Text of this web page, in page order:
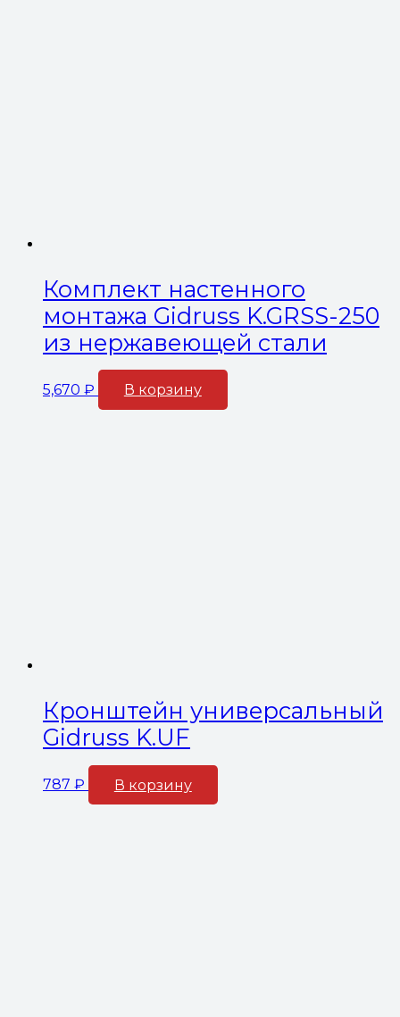
Комплект настенного
монтажа Gidruss K.GRSS-250
из нержавеющей стали
5,670 ₽ В корзину
Кронштейн универсальный
Gidruss K.UF
787 ₽ В корзину